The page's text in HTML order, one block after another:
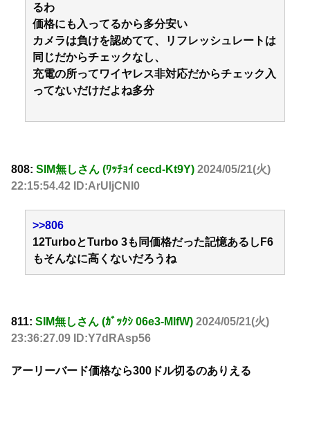
るわ
価格にも入ってるから多分安い
カメラは負けを認めてて、リフレッシュレートは
同じだからチェックなし、
充電の所ってワイヤレス非対応だからチェック入
ってないだけだよね多分
808: SIM無しさん (ﾜｯﾁｮｲ cecd-Kt9Y) 2024/05/21(火)
22:15:54.42 ID:ArUIjCNl0
>>806
12TurboとTurbo 3も同価格だった記憶あるしF6
もそんなに高くないだろうね
811: SIM無しさん (ｶﾞｯｸｼ 06e3-MlfW) 2024/05/21(火)
23:36:27.09 ID:Y7dRAsp56
アーリーバード価格なら300ドル切るのありえる